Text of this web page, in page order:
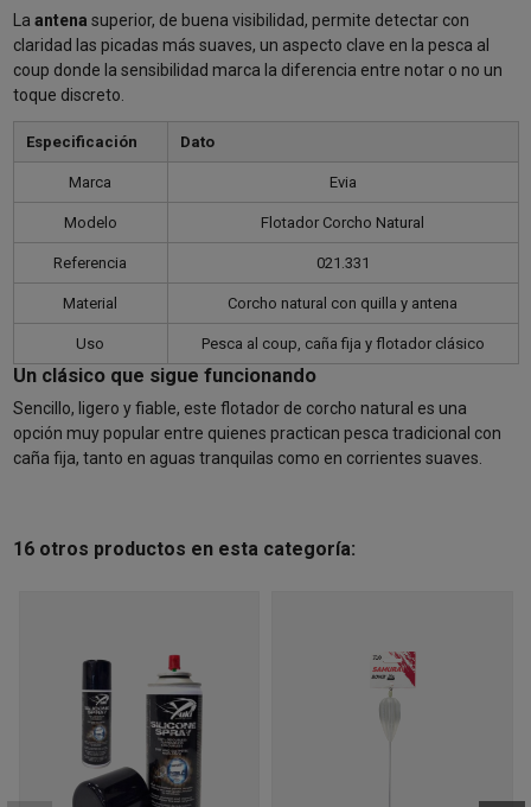
La antena superior, de buena visibilidad, permite detectar con
claridad las picadas más suaves, un aspecto clave en la pesca al
coup donde la sensibilidad marca la diferencia entre notar o no un
toque discreto.
Especificación Dato
Marca Evia
Modelo Flotador Corcho Natural
Referencia 021.331
Material Corcho natural con quilla y antena
Uso Pesca al coup, caña fija y flotador clásico
Un clásico que sigue funcionando
Sencillo, ligero y fiable, este flotador de corcho natural es una
opción muy popular entre quienes practican pesca tradicional con
caña fija, tanto en aguas tranquilas como en corrientes suaves.
16 otros productos en esta categoría: